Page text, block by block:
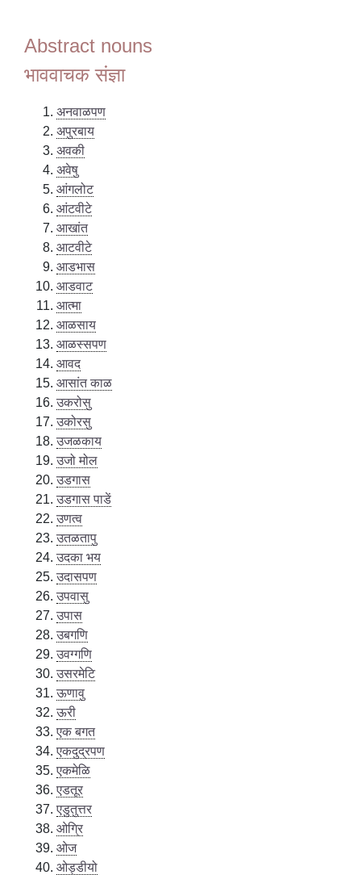
Abstract nouns
भाववाचक संज्ञा
अनवाळपण
अपुरबाय
अवकी
अवेषु
आंगलोट
आंटवीटे
आखांत
आटवीटे
आडभास
आडवाट
आत्मा
आळसाय
आळस्सपण
आवद
आसांत काळ
उकरोसु
उकोरसु
उजळकाय
उजो मोल
उडगास
उडगास पाडें
उणत्व
उतळतापु
उदका भय
उदासपण
उपवासु
उपास
उबगणि
उवग्गणि
उसरमेटि
ऊणावु
ऊरी
एक बगत
एकदुद्रपण
एकमेळि
एडतूर
एडुतुत्तर
ओग्रि
ओज
ओड्डीयो